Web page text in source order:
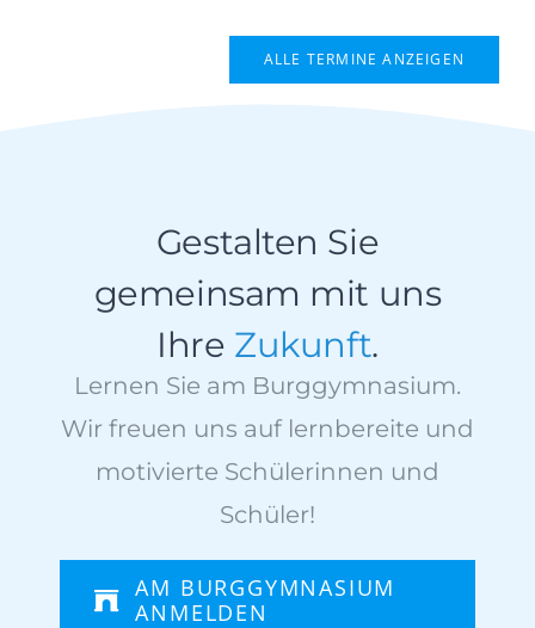
ALLE TERMINE ANZEIGEN
Gestalten Sie
gemeinsam mit uns
Ihre Zukunft.
Lernen Sie am Burggymnasium.
Wir freuen uns auf lernbereite und
motivierte Schülerinnen und
Schüler!
AM BURGGYMNASIUM
ANMELDEN